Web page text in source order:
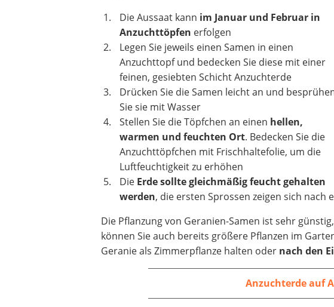
Die Aussaat kann im Januar und Februar in
Anzuchttöpfen erfolgen
Legen Sie jeweils einen Samen in einen
Anzuchttopf und bedecken Sie diese mit einer
feinen, gesiebten Schicht Anzuchterde
Drücken Sie die Samen leicht an und
Sie sie mit Wasser
Stellen Sie die Töpfchen an einen hellen,
warmen und feuchten Ort. Bedecken Sie die
Anzuchttöpfchen mit Frischhaltefolie, um die
Luftfeuchtigkeit zu erhöhen
Die Erde sollte gleichmäßig feucht gehalten
werden, die ersten Sprossen zeigen sich nach
Die Pflanzung von Geranien-Samen ist sehr
können Sie auch bereits größere Pflanzen im
Geranie als Zimmerpflanze halten oder nach den
Anzuchterde auf